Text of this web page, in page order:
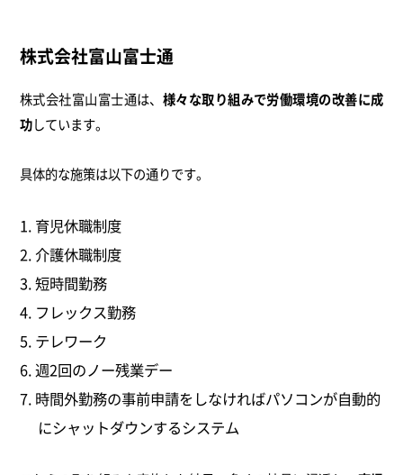
株式会社富山富士通
株式会社富山富士通は、 様々な取り組みで労働環境の改善に成
功しています。
具体的な施策は以下の通りです。
育児休職制度
介護休職制度
短時間勤務
フレックス勤務
テレワーク
週2回のノー残業デー
時間外勤務の事前申請をしなければパソコンが自動的
にシャットダウンするシステム